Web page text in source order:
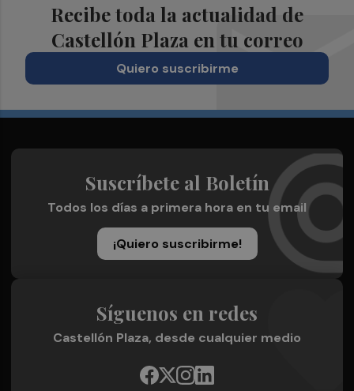
Recibe toda la actualidad de
Castellón Plaza en tu correo
Quiero suscribirme
Suscríbete al Boletín
Todos los días a primera hora en tu email
¡Quiero suscribirme!
Síguenos en redes
Castellón Plaza, desde cualquier medio